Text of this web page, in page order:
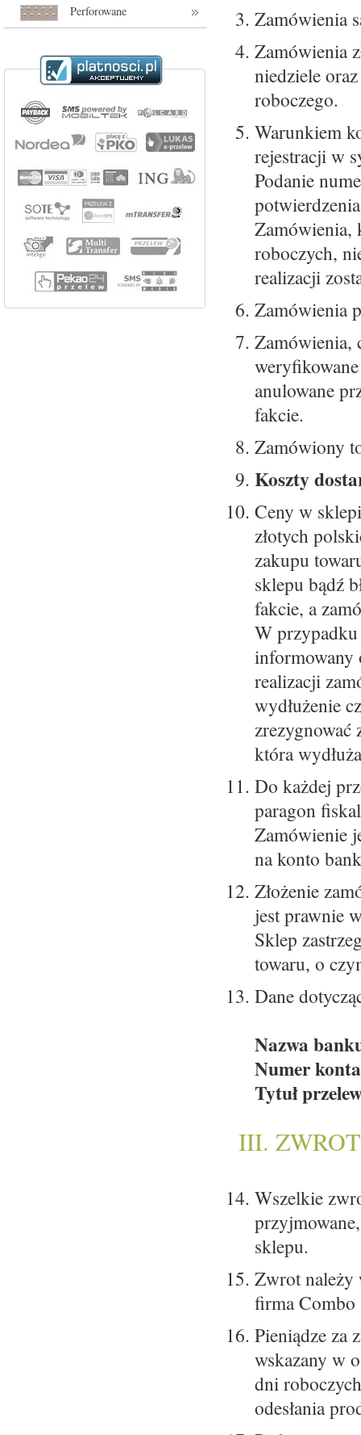
Perforowane
Zamówienia
Zamówienia
niedziele
roboczego.
Warunkiem
rejestracji w
Podanie
Zamówienia,
roboczych,
realizacji
Zamówienia
Zamówienia,
anulowane
fakcie.
Zamówiony
Koszty
Ceny w
złotych
zakupu
sklepu bądź
fakcie, a
W
informowany
realizacji
wydłużenie
zrezygnować
która
Do każdej
paragon
Zamówienie
na konto
Złożenie
jest prawnie
Sklep
towaru, o
Dane
Nazwa
Numer
Tytuł
III.
Wszelkie
sklepu.
Zwrot należy
firma Combo
Pieniądze za
wskazany w
dni
odesłania